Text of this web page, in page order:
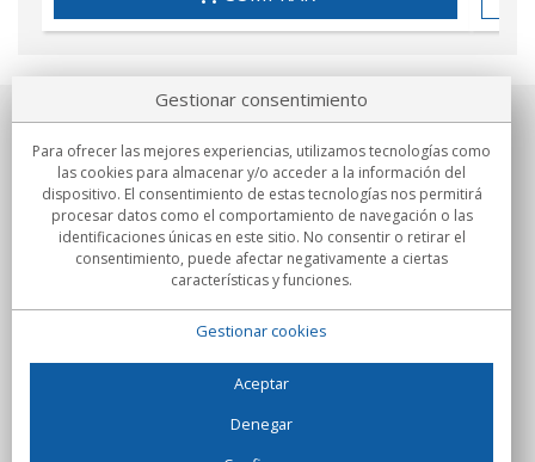
Sobre nosotros
Compromisos
Compras
Gestionar consentimiento
Para ofrecer las mejores experiencias, utilizamos tecnologías como
las cookies para almacenar y/o acceder a la información del
dispositivo. El consentimiento de estas tecnologías nos permitirá
procesar datos como el comportamiento de navegación o las
identificaciones únicas en este sitio. No consentir o retirar el
consentimiento, puede afectar negativamente a ciertas
características y funciones.
Gestionar cookies
Aceptar
Denegar